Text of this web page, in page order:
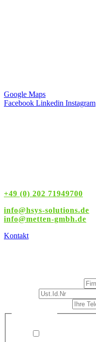
Google Maps
Facebook Linkedin Instagram
+49 (0) 202 71949700
info@hsys-solutions.de
info@metten-gmbh.de
Kontakt
/